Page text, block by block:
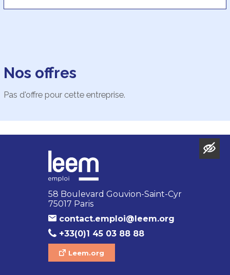
Nos offres
Pas d'offre pour cette entreprise.
58 Boulevard Gouvion-Saint-Cyr
75017 Paris
contact.emploi@leem.org
+33(0)1 45 03 88 88
Leem.org